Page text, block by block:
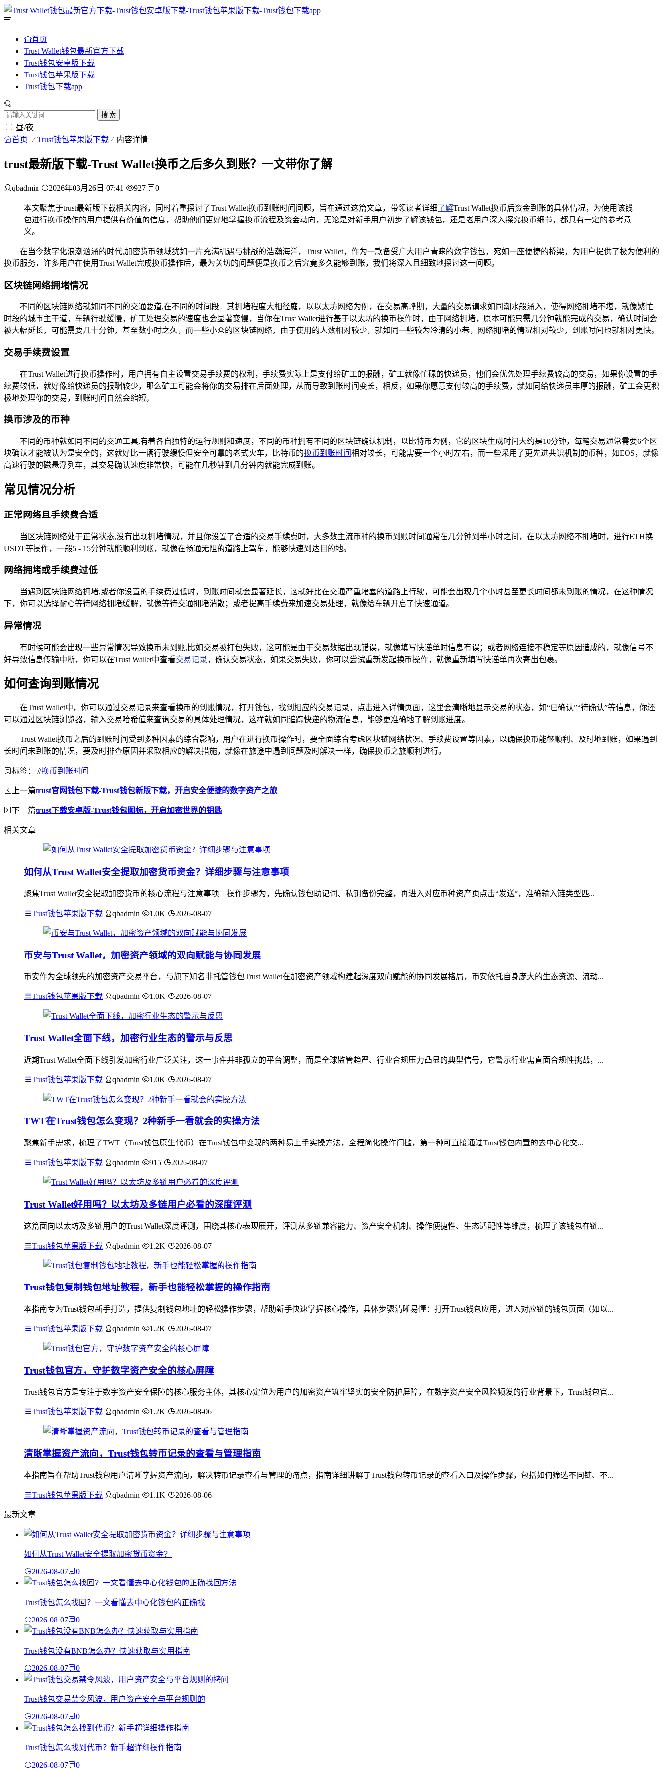
首页
Trust Wallet钱包最新官方下载
Trust钱包安卓版下载
Trust钱包苹果版下载
Trust钱包下载app
搜 索
昼/夜
首页 Trust钱包苹果版下载 内容详情
trust最新版下载-Trust Wallet换币之后多久到账？一文带你了解
qbadmin 2026年03月26日 07:41 927 0
本文聚焦于trust最新版下载相关内容，同时着重探讨了Trust Wallet换币到账时间问题，旨在通过这篇文章，带领读者详细了解Trust Wallet换币后资金到账的具体情况，为使用该钱
包进行换币操作的用户提供有价值的信息，帮助他们更好地掌握换币流程及资金动向，无论是对新手用户初步了解该钱包，还是老用户深入探究换币细节，都具有一定的参考意
义。
在当今数字化浪潮汹涌的时代,加密货币领域犹如一片充满机遇与挑战的浩瀚海洋，Trust Wallet，作为一款备受广大用户青睐的数字钱包，宛如一座便捷的桥梁，为用户提供了极为便利的
换币服务，许多用户在使用Trust Wallet完成换币操作后，最为关切的问题便是换币之后究竟多久能够到账，我们将深入且细致地探讨这一问题。
区块链网络拥堵情况
不同的区块链网络就如同不同的交通要道,在不同的时间段，其拥堵程度大相径庭，以以太坊网络为例，在交易高峰期，大量的交易请求如同潮水般涌入，使得网络拥堵不堪，就像繁忙
时段的城市主干道，车辆行驶缓慢，矿工处理交易的速度也会显著变慢，当你在Trust Wallet进行基于以太坊的换币操作时，由于网络拥堵，原本可能只需几分钟就能完成的交易，确认时间会
被大幅延长，可能需要几十分钟，甚至数小时之久，而一些小众的区块链网络，由于使用的人数相对较少，就如同一些较为冷清的小巷，网络拥堵的情况相对较少，到账时间也就相对更快。
交易手续费设置
在Trust Wallet进行换币操作时，用户拥有自主设置交易手续费的权利，手续费实际上是支付给矿工的报酬，矿工就像忙碌的快递员，他们会优先处理手续费较高的交易，如果你设置的手
续费较低，就好像给快递员的报酬较少，那么矿工可能会将你的交易排在后面处理，从而导致到账时间变长，相反，如果你愿意支付较高的手续费，就如同给快递员丰厚的报酬，矿工会更积
极地处理你的交易，到账时间自然会缩短。
换币涉及的币种
不同的币种就如同不同的交通工具,有着各自独特的运行规则和速度，不同的币种拥有不同的区块链确认机制，以比特币为例，它的区块生成时间大约是10分钟，每笔交易通常需要6个区
块确认才能被认为是安全的，这就好比一辆行驶缓慢但安全可靠的老式火车，比特币的换币到账时间相对较长，可能需要一个小时左右，而一些采用了更先进共识机制的币种，如EOS，就像
高速行驶的磁悬浮列车，其交易确认速度非常快，可能在几秒钟到几分钟内就能完成到账。
常见情况分析
正常网络且手续费合适
当区块链网络处于正常状态,没有出现拥堵情况，并且你设置了合适的交易手续费时，大多数主流币种的换币到账时间通常在几分钟到半小时之间，在以太坊网络不拥堵时，进行ETH换
USDT等操作，一般5 - 15分钟就能顺利到账，就像在畅通无阻的道路上驾车，能够快速到达目的地。
网络拥堵或手续费过低
当遇到区块链网络拥堵,或者你设置的手续费过低时，到账时间就会显著延长，这就好比在交通严重堵塞的道路上行驶，可能会出现几个小时甚至更长时间都未到账的情况，在这种情况
下，你可以选择耐心等待网络拥堵缓解，就像等待交通拥堵消散；或者提高手续费来加速交易处理，就像给车辆开启了快速通道。
异常情况
有时候可能会出现一些异常情况导致换币未到账,比如交易被打包失败，这可能是由于交易数据出现错误，就像填写快递单时信息有误；或者网络连接不稳定等原因造成的，就像信号不
好导致信息传输中断，你可以在Trust Wallet中查看交易记录，确认交易状态，如果交易失败，你可以尝试重新发起换币操作，就像重新填写快递单再次寄出包裹。
如何查询到账情况
在Trust Wallet中，你可以通过交易记录来查看换币的到账情况，打开钱包，找到相应的交易记录，点击进入详情页面，这里会清晰地显示交易的状态，如“已确认”“待确认”等信息，你还
可以通过区块链浏览器，输入交易哈希值来查询交易的具体处理情况，这样就如同追踪快递的物流信息，能够更准确地了解到账进度。
Trust Wallet换币之后的到账时间受到多种因素的综合影响，用户在进行换币操作时，要全面综合考虑区块链网络状况、手续费设置等因素，以确保换币能够顺利、及时地到账，如果遇到
长时间未到账的情况，要及时排查原因并采取相应的解决措施，就像在旅途中遇到问题及时解决一样，确保换币之旅顺利进行。
标签： #换币到账时间
上一篇trust官网钱包下载-Trust钱包新版下载，开启安全便捷的数字资产之旅
下一篇trust下载安卓版-Trust钱包图标，开启加密世界的钥匙
相关文章
如何从Trust Wallet安全提取加密货币资金？详细步骤与注意事项
聚焦Trust Wallet安全提取加密货币的核心流程与注意事项：操作步骤为，先确认钱包助记词、私钥备份完整，再进入对应币种资产页点击“发送”，准确输入链类型匹...
Trust钱包苹果版下载 qbadmin 1.0K 2026-08-07
币安与Trust Wallet，加密资产领域的双向赋能与协同发展
币安作为全球领先的加密资产交易平台，与旗下知名非托管钱包Trust Wallet在加密资产领域构建起深度双向赋能的协同发展格局，币安依托自身庞大的生态资源、流动...
Trust钱包苹果版下载 qbadmin 1.0K 2026-08-07
Trust Wallet全面下线，加密行业生态的警示与反思
近期Trust Wallet全面下线引发加密行业广泛关注，这一事件并非孤立的平台调整，而是全球监管趋严、行业合规压力凸显的典型信号，它警示行业需直面合规性挑战，...
Trust钱包苹果版下载 qbadmin 1.0K 2026-08-07
TWT在Trust钱包怎么变现？2种新手一看就会的实操方法
聚焦新手需求，梳理了TWT（Trust钱包原生代币）在Trust钱包中变现的两种易上手实操方法，全程简化操作门槛，第一种可直接通过Trust钱包内置的去中心化交...
Trust钱包苹果版下载 qbadmin 915 2026-08-07
Trust Wallet好用吗？以太坊及多链用户必看的深度评测
这篇面向以太坊及多链用户的Trust Wallet深度评测，围绕其核心表现展开，评测从多链兼容能力、资产安全机制、操作便捷性、生态适配性等维度，梳理了该钱包在链...
Trust钱包苹果版下载 qbadmin 1.2K 2026-08-07
Trust钱包复制钱包地址教程，新手也能轻松掌握的操作指南
本指南专为Trust钱包新手打造，提供复制钱包地址的轻松操作步骤，帮助新手快速掌握核心操作，具体步骤清晰易懂：打开Trust钱包应用，进入对应链的钱包页面（如以...
Trust钱包苹果版下载 qbadmin 1.2K 2026-08-07
Trust钱包官方，守护数字资产安全的核心屏障
Trust钱包官方是专注于数字资产安全保障的核心服务主体，其核心定位为用户的加密资产筑牢坚实的安全防护屏障，在数字资产安全风险频发的行业背景下，Trust钱包官...
Trust钱包苹果版下载 qbadmin 1.2K 2026-08-06
清晰掌握资产流向，Trust钱包转币记录的查看与管理指南
本指南旨在帮助Trust钱包用户清晰掌握资产流向，解决转币记录查看与管理的痛点，指南详细讲解了Trust钱包转币记录的查看入口及操作步骤，包括如何筛选不同链、不...
Trust钱包苹果版下载 qbadmin 1.1K 2026-08-06
最新文章
如何从Trust Wallet安全提取加密货币资金？
2026-08-07 0
Trust钱包怎么找回？一文看懂去中心化钱包的正确找
2026-08-07 0
Trust钱包没有BNB怎么办？快速获取与实用指南
2026-08-07 0
Trust钱包交易禁令风波，用户资产安全与平台规则的
2026-08-07 0
Trust钱包怎么找到代币？新手超详细操作指南
2026-08-07 0